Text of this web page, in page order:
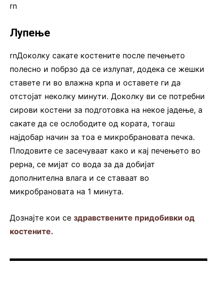
rn
Лупење
rnДоколку сакате костените после печењето
полесно и побрзо да се излупат, додека се жешки
ставете ги во влажна крпа и оставете ги да
отстојат неколку минути. Доколку ви се потребни
сирови костени за подготовка на некое јадење, а
сакате да се ослободите од кората, тогаш
најдобар начин за тоа е микробрановата печка.
Плодовите се засечуваат како и кај печењето во
рерна, се мијат со вода за да добијат
дополнителна влага и се ставаат во
микробрановата на 1 минута.
Дознајте кои се здравствените придобивки од
костените.